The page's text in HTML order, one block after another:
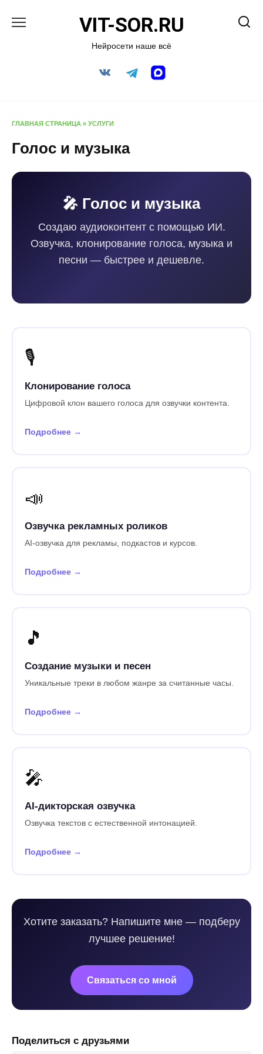
VIT-SOR.RU
Нейросети наше всё
ГЛАВНАЯ СТРАНИЦА » УСЛУГИ
Голос и музыка
🎤 Голос и музыка
Создаю аудиоконтент с помощью ИИ.
Озвучка, клонирование голоса, музыка и
песни — быстрее и дешевле.
🎙️
Клонирование голоса
Цифровой клон вашего голоса для озвучки контента.
Подробнее →
📣
Озвучка рекламных роликов
AI-озвучка для рекламы, подкастов и курсов.
Подробнее →
🎵
Создание музыки и песен
Уникальные треки в любом жанре за считанные часы.
Подробнее →
🎤
AI-дикторская озвучка
Озвучка текстов с естественной интонацией.
Подробнее →
Хотите заказать? Напишите мне — подберу
лучшее решение!
Связаться со мной
Поделиться с друзьями